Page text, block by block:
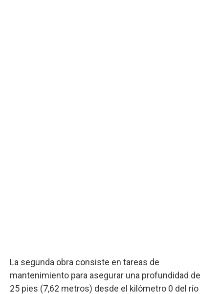
La segunda obra consiste en tareas de
mantenimiento para asegurar una profundidad de
25 pies (7,62 metros) desde el kilómetro 0 del río